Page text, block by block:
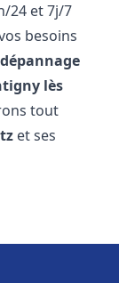
24 et 7j/7
besoins
lès
tout
et ses